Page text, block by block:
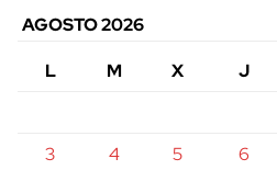
AGOSTO 2026
L
M X J
3
4 5 6